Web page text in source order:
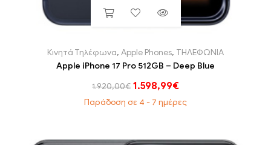
Κινητά Τηλέφωνα, Apple Phones, ΤΗΛΕΦΩΝΙΑ
Apple iPhone 17 Pro 512GB – Deep Blue
1.920,00€ 1.598,99€
Παράδοση σε 4 - 7 ημέρες